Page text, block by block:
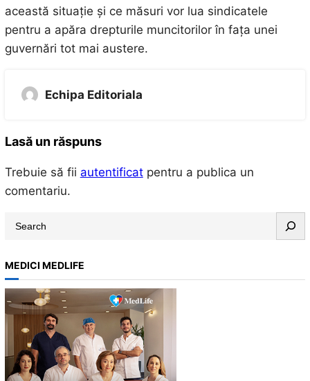
această situație și ce măsuri vor lua sindicatele
pentru a apăra drepturile muncitorilor în fața unei
guvernări tot mai austere.
Echipa Editoriala
Lasă un răspuns
Trebuie să fii autentificatpentru a publica un
comentariu.
r
c
h
MEDICI MEDLIFE